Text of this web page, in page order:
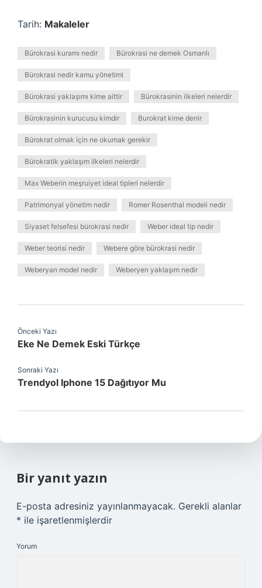
Tarih: Makaleler
Bürokrasi kuramı nedir Bürokrasi ne demek Osmanlı
Bürokrasi nedir kamu yönetimi
Bürokrasi yaklaşımı kime aittir Bürokrasinin ilkeleri nelerdir
Bürokrasinin kurucusu kimdir Burokrat kime denir
Bürokrat olmak için ne okumak gerekir
Bürokratik yaklaşım ilkeleri nelerdir
Max Weberin meşruiyet ideal tipleri nelerdir
Patrimonyal yönetim nedir Romer Rosenthal modeli nedir
Siyaset felsefesi bürokrasi nedir Weber ideal tip nedir
Weber teorisi nedir Webere göre bürokrasi nedir
Weberyan model nedir Weberyen yaklaşım nedir
Önceki Yazı
Eke Ne Demek Eski Türkçe
Sonraki Yazı
Trendyol Iphone 15 Dağıtıyor Mu
Bir yanıt yazın
E-posta adresiniz yayınlanmayacak. Gerekli alanlar
* ile işaretlenmişlerdir
Yorum